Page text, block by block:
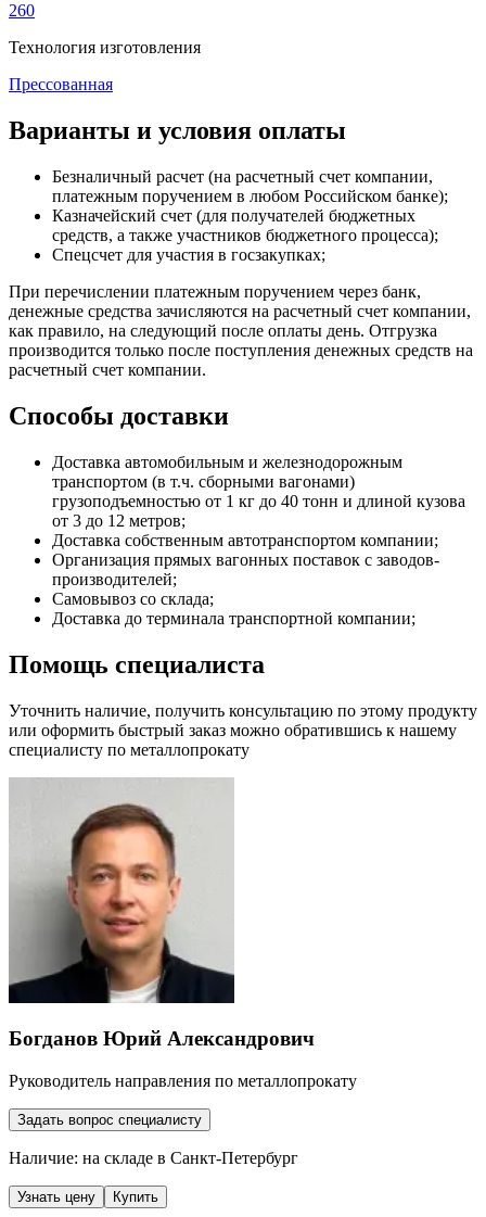
260
Технология изготовления
Прессованная
Варианты и условия оплаты
Безналичный расчет (на расчетный счет компании,
платежным поручением в любом Российском банке);
Казначейский счет (для получателей бюджетных
средств, а также участников бюджетного процесса);
Спецсчет для участия в госзакупках;
При перечислении платежным поручением через банк,
денежные средства зачисляются на расчетный счет компании,
как правило, на следующий после оплаты день. Отгрузка
производится только после поступления денежных средств на
расчетный счет компании.
Способы доставки
Доставка автомобильным и железнодорожным
транспортом (в т.ч. сборными вагонами)
грузоподъемностью от 1 кг до 40 тонн и длиной кузова
от 3 до 12 метров;
Доставка собственным автотранспортом компании;
Организация прямых вагонных поставок с заводов-
производителей;
Самовывоз со склада;
Доставка до терминала транспортной компании;
Помощь специалиста
Уточнить наличие, получить консультацию по этому продукту
или оформить быстрый заказ можно обратившись к нашему
специалисту по металлопрокату
Богданов Юрий Александрович
Руководитель направления по металлопрокату
Задать вопрос специалисту
Наличие: на складе в Санкт-Петербург
Узнать цену Купить